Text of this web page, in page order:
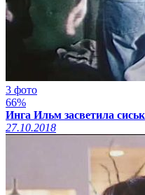
3 фото
66%
Инга Ильм засветила
27.10.2018